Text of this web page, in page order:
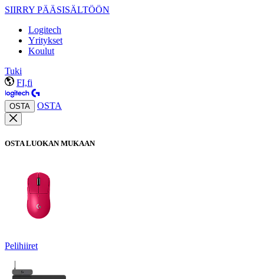
SIIRRY PÄÄSISÄLTÖÖN
Logitech
Yritykset
Koulut
Tuki
FI,fi
OSTA OSTA
OSTA LUOKAN MUKAAN
Pelihiiret